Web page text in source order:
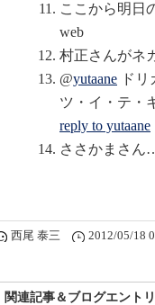
ここから明日
web
村正さんがネ
@yutaane ド
ツ・イ・テ・
reply to yutaane
ささかまさん
西尾 泰三 2012/05/18
関連記事＆ブログエント